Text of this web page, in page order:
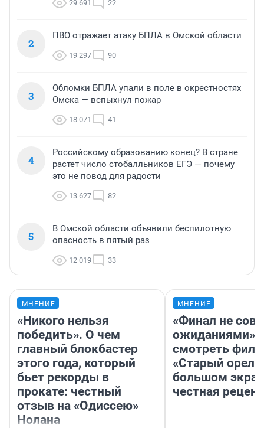
29 691 22
2
ПВО отражает атаку БПЛА в Омской области
19 297 90
3
Обломки БПЛА упали в поле в окрестностях
Омска — вспыхнул пожар
18 071 41
4
Российскому образованию конец? В стране
растет число стобалльников ЕГЭ — почему
это не повод для радости
13 627 82
5
В Омской области объявили беспилотную
опасность в пятый раз
12 019 33
МНЕНИЕ
«Никого нельзя
победить». О чем
главный блокбастер
этого года, который
бьет рекорды в
прокате: честный
отзыв на «Одиссею»
Нолана
МНЕНИЕ
«Финал не
ожиданиями»:
смотреть
«Старый орел»
большом
честная